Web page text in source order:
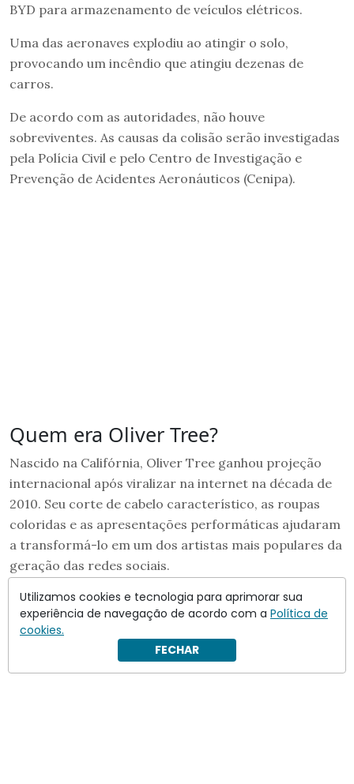
BYD para armazenamento de veículos elétricos.
Uma das aeronaves explodiu ao atingir o solo,
provocando um incêndio que atingiu dezenas de
carros.
De acordo com as autoridades, não houve
sobreviventes. As causas da colisão serão investigadas
pela Polícia Civil e pelo Centro de Investigação e
Prevenção de Acidentes Aeronáuticos (Cenipa).
Quem era Oliver Tree?
Nascido na Califórnia, Oliver Tree ganhou projeção
internacional após viralizar na internet na década de
2010. Seu corte de cabelo característico, as roupas
coloridas e as apresentações performáticas ajudaram
a transformá-lo em um dos artistas mais populares da
geração das redes sociais.
Ao longo da carreira, lançou músicas com centenas de
milhões de reproduções e colaborou com nomes
conhecidos da indústria musical, como o DJ francês
Utilizamos cookies e tecnologia para aprimorar sua
experiência de navegação de acordo com a Política de
cookies.
FECHAR